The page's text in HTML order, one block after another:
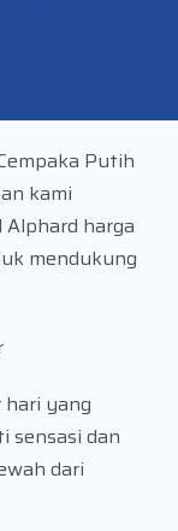
Putih
kami
harga
mendukung
yang
sensasi dan
dari